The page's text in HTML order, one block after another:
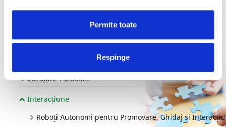
Permite toate
Respinge
ROBOȚI INTELIGENȚI
Curățare Pardoseli
Interacțiune
Roboți Autonomi pentru Promovare, Ghidaj și